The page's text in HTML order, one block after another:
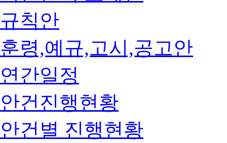
규칙안
훈령,예규,고시,공고안
연간일정
안건진행현황
안건별 진행현황